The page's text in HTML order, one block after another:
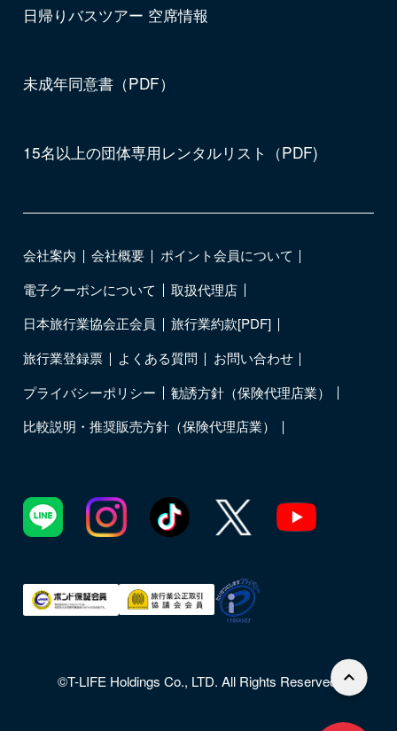
日帰りバスツアー 空席情報
未成年同意書（PDF）
15名以上の団体専用レンタルリスト（PDF)
会社案内 会社概要
ポイント会員について
電子クーポンについて
取扱代理店
日本旅行業協会正会員
旅行業約款[PDF]
旅行業登録票
よくある質問
お問い合わせ
プライバシーポリシー
勧誘方針（保険代理店業）
比較説明・推奨販売方針（保険代理店業）
©T-LIFE Holdings Co., LTD. All Rights Reserved.